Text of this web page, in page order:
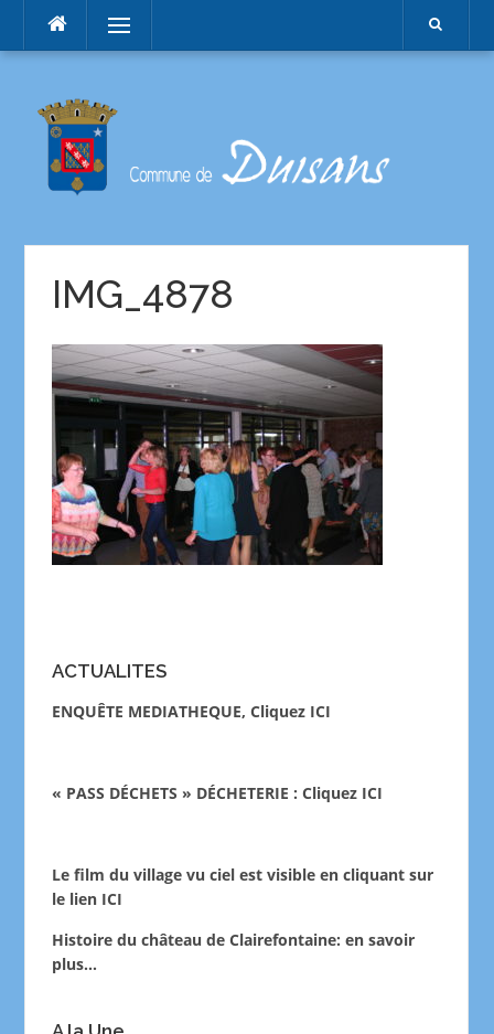
Menu
IMG_4878
ACTUALITES
ENQUÊTE MEDIATHEQUE, Cliquez ICI
« PASS DÉCHETS » DÉCHETERIE : Cliquez ICI
Le film du village vu ciel est visible en cliquant sur
le lien ICI
Histoire du château de Clairefontaine: en savoir
plus…